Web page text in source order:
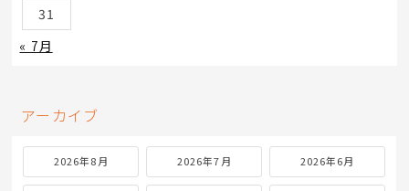
31
« 7月
アーカイブ
2026年8月 2026年7月 2026年6月